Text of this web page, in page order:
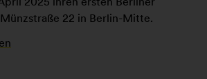
22 in Berlin-Mitte.